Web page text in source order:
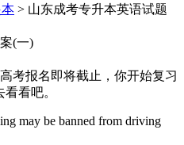
> 山东成考专升本英语试题
(一)
报名即将截止，你开始复习
看吧。
may be banned from driving